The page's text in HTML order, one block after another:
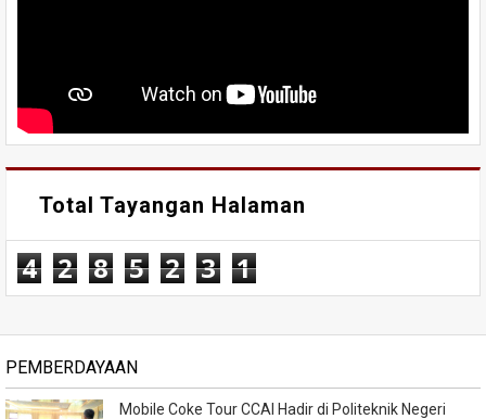
Total Tayangan Halaman
4 2 8 5 2 3 1
PEMBERDAYAAN
Mobile Coke Tour CCAI Hadir di Politeknik Negeri